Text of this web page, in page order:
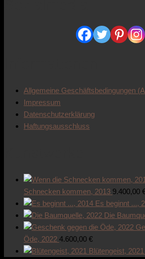
Allgemeine Geschäftsbedingungen
Impressum
Datenschutzerklärung
Haftungsausschluss
Schnecken kommen, 2013 9.400,00
Es beginnt ...,
Die
Öde, 2022 4.600,00 €
Blütengeist, 2021